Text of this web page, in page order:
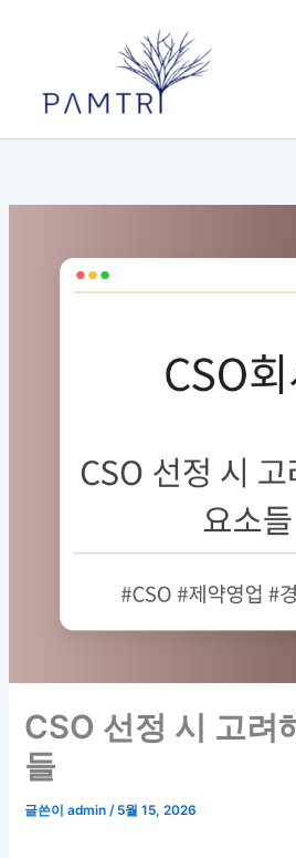
너
CSO 선정 시 고려
들
글쓴이admin / 5월 15, 2026